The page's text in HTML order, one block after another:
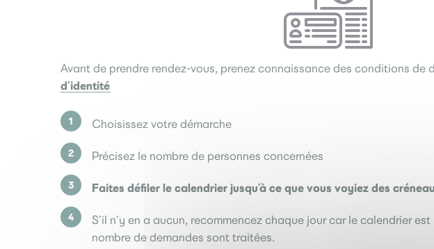
Avant de prendre rendez-vous, prenez connaissance des conditions de
d’identité
Choisissez votre démarche
Précisez le nombre de personnes concernées
Faites défiler le calendrier jusqu’à ce que vous voyiez des
S’il n’y en a aucun, recommencez chaque jour car le calendrier
nombre de demandes sont traitées.